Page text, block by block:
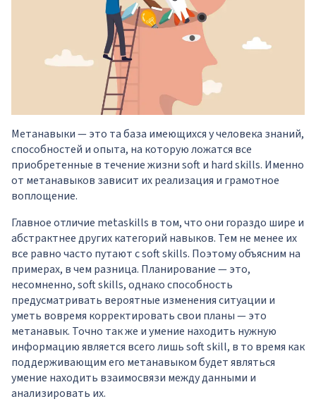
Метанавыки — это та база имеющихся у человека знаний,
способностей и опыта, на которую ложатся все
приобретенные в течение жизни soft и hard skills. Именно
от метанавыков зависит их реализация и грамотное
воплощение.
Главное отличие metaskills в том, что они гораздо шире и
абстрактнее других категорий навыков. Тем не менее их
все равно часто путают с soft skills. Поэтому объясним на
примерах, в чем разница. Планирование — это,
несомненно, soft skills, однако способность
предусматривать вероятные изменения ситуации и
уметь вовремя корректировать свои планы — это
метанавык. Точно так же и умение находить нужную
информацию является всего лишь soft skill, в то время как
поддерживающим его метанавыком будет являться
умение находить взаимосвязи между данными и
анализировать их.